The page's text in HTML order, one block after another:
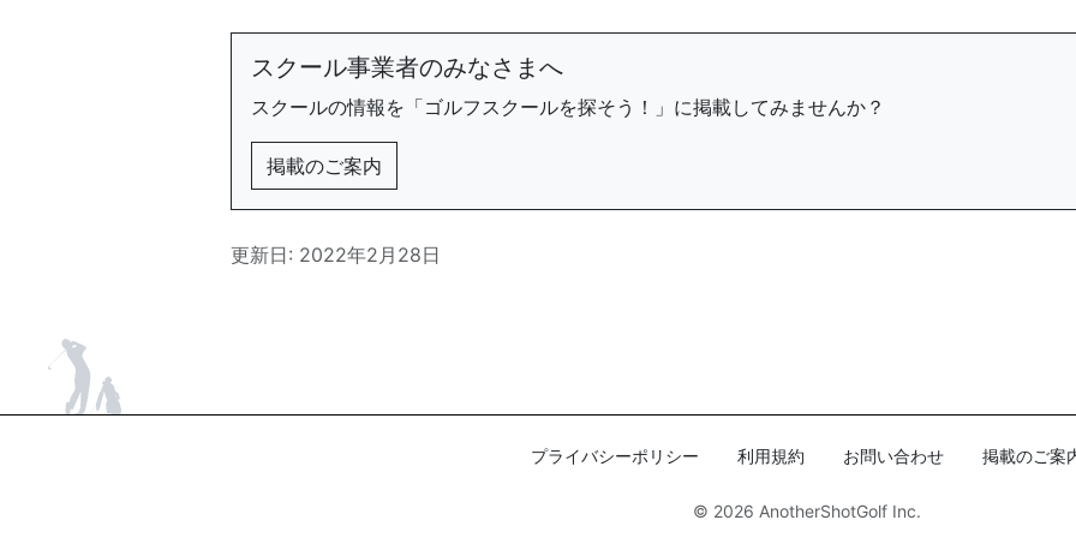
スクール事業者のみなさまへ
スクールの情報を「ゴルフスクールを探そう！」に掲載してみませんか？
掲載のご案内
更新日: 2022年2月28日
プライバシーポリシー 利用規約 お問い合わせ 掲載のご案
© 2026 AnotherShotGolf Inc.